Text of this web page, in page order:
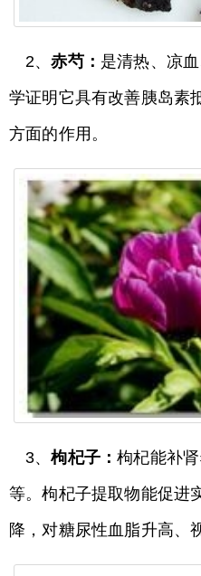
2、赤芍： 是清热、凉
学证明它具有改善胰岛素
方面的作用。
3、枸杞子：枸杞能补
等。枸杞子提取物能促进
降，对糖尿性血脂升高、